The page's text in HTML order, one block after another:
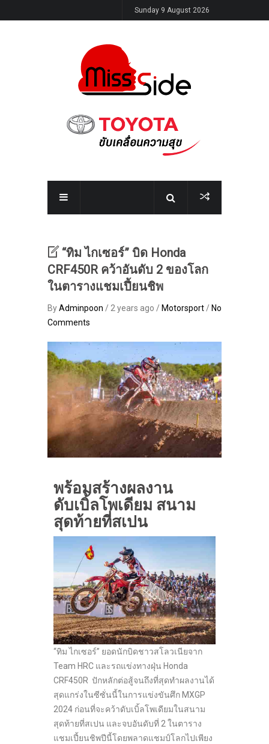
Sunday 9 August 2026
“ทิม ไกเซอร์” บิด Honda
CRF450R คว้าอันดับ 2 ของโลก
ในตารางแชมเปี้ยนชิพ
ByAdminpoon / 2 years ago / Motorsport/ No
Comments
พร้อมสร้างผลงาน
ดับเบิ้ลโพเดียม สนาม
สุดท้ายที่สเปน
“ทิม ไกเซอร์” ยอดนักบิดชาวสโลวเนียจาก
Team HRC และรถแข่งทางฝุ่น Honda
CRF450R ปักหลักต่อสู้จนถึงที่สุดทำผลงานได้
สุดแกร่งในซีซั่นนี้ในการแข่งขันศึก MXGP
2024 ก่อนที่จะคว้าดับเบิ้ลโพเดียมในสนาม
สุดท้ายที่สเปน และจบอันดับที่ 2 ในตาราง
แชมเปี้ยนชิพปีนี้โดยพลาดแชมป์โลกไปเพียง